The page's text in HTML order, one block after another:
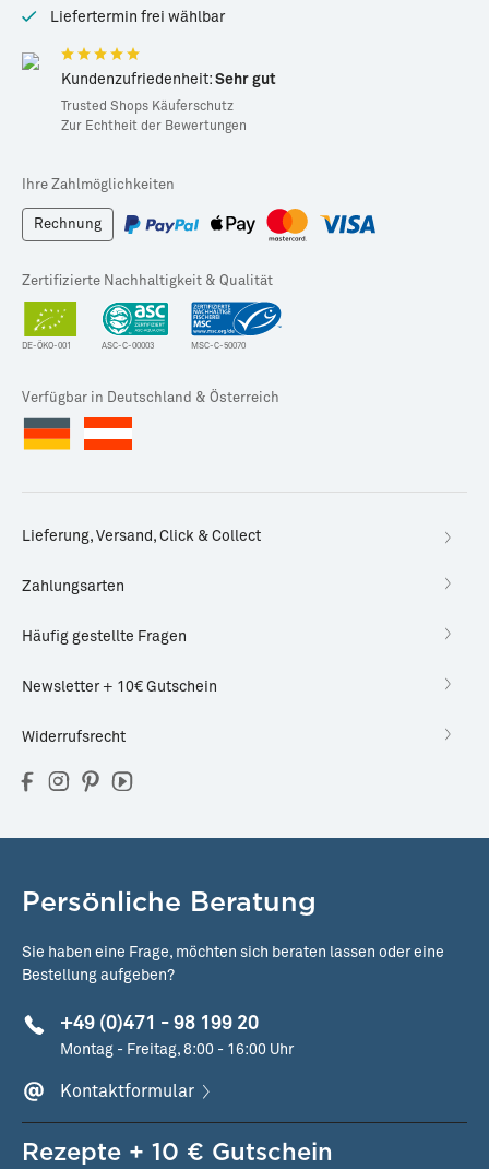
Liefertermin frei wählbar
Kundenzufriedenheit: Sehr gut
Trusted Shops Käuferschutz
Zur Echtheit der Bewertungen
Ihre Zahlmöglichkeiten
Rechnung
Zertifizierte Nachhaltigkeit & Qualität
DE-ÖKO-001 ASC-C-00003 MSC-C-50070
Verfügbar in Deutschland & Österreich
Lieferung, Versand, Click & Collect
Zahlungsarten
Häufig gestellte Fragen
Newsletter + 10€ Gutschein
Widerrufsrecht
Persönliche Beratung
Sie haben eine Frage, möchten sich beraten lassen oder eine
Bestellung aufgeben?
+49 (0)471 - 98 199 20
Montag - Freitag, 8:00 - 16:00 Uhr
Kontaktformular
Rezepte + 10 € Gutschein